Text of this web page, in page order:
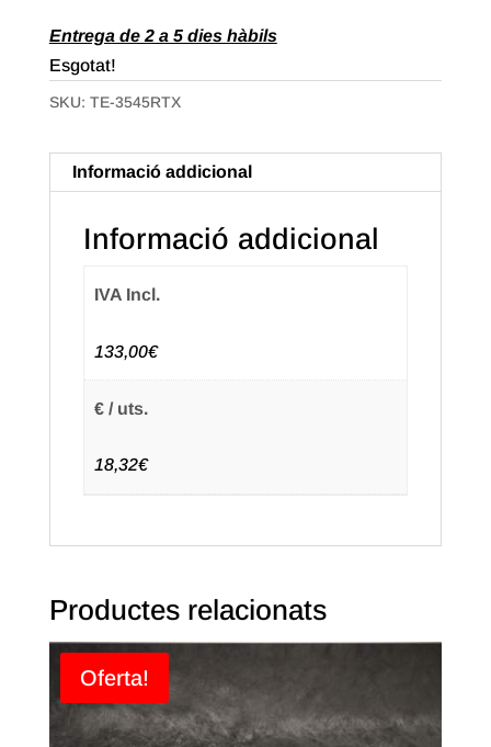
Entrega de 2 a 5 dies hàbils
Esgotat!
SKU: TE-3545RTX
Informació addicional
Informació addicional
IVA Incl.
133,00€
€ / uts.
18,32€
Productes relacionats
Oferta!